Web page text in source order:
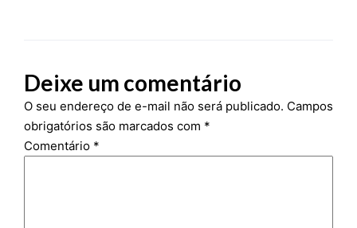
Deixe um comentário
O seu endereço de e-mail não será publicado. Campos
obrigatórios são marcados com *
Comentário *